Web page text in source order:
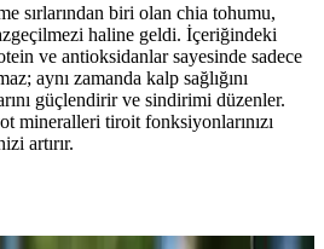
sırlarından biri olan chia tohumu,
haline geldi. İçeriğindeki
ve antioksidanlar sayesinde sadece
aynı zamanda kalp sağlığını
güçlendirir ve sindirimi düzenler.
mineralleri tiroit fonksiyonlarınızı
artırır.